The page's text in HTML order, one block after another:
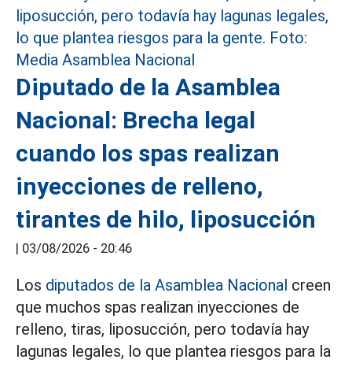
Diputado de la Asamblea
Nacional: Brecha legal
cuando los spas realizan
inyecciones de relleno,
tirantes de hilo, liposucción
| 03/08/2026 - 20:46
Los diputados de la Asamblea Nacional creen
que muchos spas realizan inyecciones de
relleno, tiras, liposucción, pero todavía hay
lagunas legales, lo que plantea riesgos para la